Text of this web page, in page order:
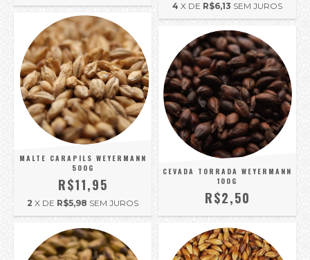
4 X DE R$6,13 SEM JUROS
MALTE CARAPILS WEYERMANN
500G
R$11,95
2 X DE R$5,98 SEM JUROS
CEVADA TORRADA WEYERMANN
100G
R$2,50